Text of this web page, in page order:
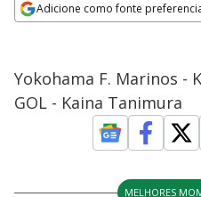
Adicione como fonte
Yokohama F. Marinos -
GOL - Kaina Tanimura
MELHORES